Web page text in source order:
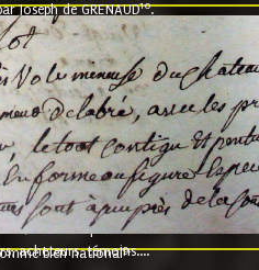
Joseph de GRENAUD10.
neuvième jour du mois de
Guillaume de Moyriat chevalier baron
a monseigneur monsieur
de Bourgogne, present et
a sur ses hommes, indivisables et
le dit seigneur Baron et ses
etc... au prix de 880 livre louis
acheteurs, témoins....
bien national9.